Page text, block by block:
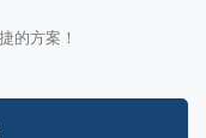
的方案！